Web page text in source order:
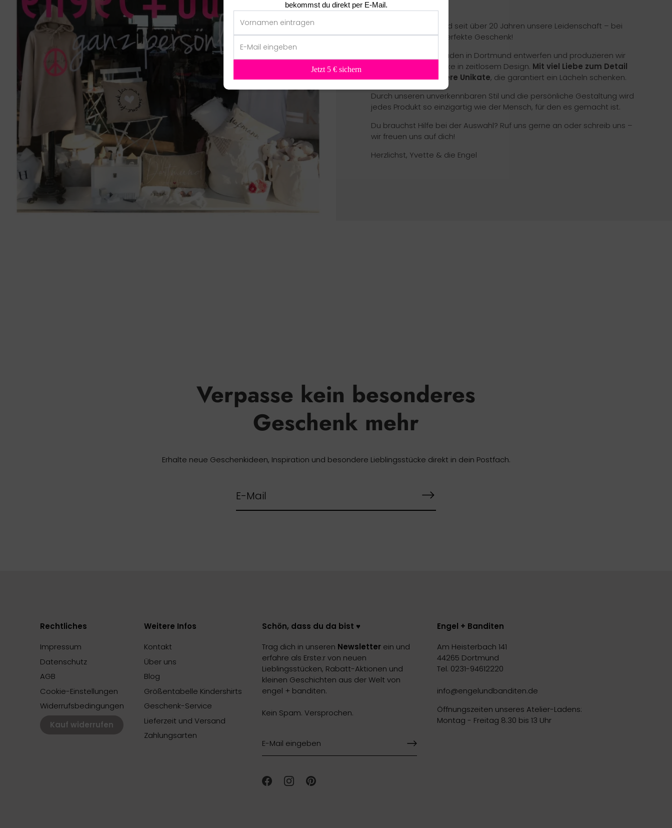
für Groß und Klein sind seit über 20 Jahren unsere Leidenschaft – bei
uns findest du das perfekte Geschenk!
In unserem Atelier-Laden in Dortmund entwerfen und produzieren wir
individuelle Geschenke in zeitlosem Design. Mit viel Liebe zum Detail
entstehen besondere Unikate, die garantiert ein Lächeln schenken.
Durch unseren unverkennbaren Stil und die persönliche Gestaltung wird
jedes Produkt so einzigartig wie der Mensch, für den es gemacht ist.
Du brauchst Hilfe bei der Auswahl? Ruf uns gerne an oder schreib uns –
wir freuen uns auf dich!
Herzlichst, Yvette & die Engel
Verpasse kein besonderes
Geschenk mehr
Erhalte neue Geschenkideen, Inspiration und besondere Lieblingsstücke direkt in dein Postfach.
Rechtliches
Impressum
Datenschutz
AGB
Cookie-Einstellungen
Widerrufsbedingungen
Kauf widerrufen
Weitere Infos
Kontakt
Über uns
Blog
Größentabelle Kindershirts
Geschenk-Service
Lieferzeit und Versand
Zahlungsarten
Schön, dass du da bist ♥️
Trag dich in unseren Newsletter ein und
erfahre als Erste:r von neuen
Lieblingsstücken, Rabatt-Aktionen und
kleinen Geschichten aus der Welt von
engel + banditen.
Kein Spam. Versprochen.
Engel + Banditen
Am Heisterbach 141
44265 Dortmund
Tel. 0231-94612220
info@engelundbanditen.de
Öffnungszeiten unseres Atelier-Ladens:
Montag - Freitag 8.30 bis 13 Uhr
bekommst du direkt per E-Mail.
Jetzt 5 € sichern